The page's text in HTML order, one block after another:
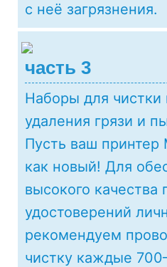
с неё загрязнения.
часть 3
Наборы для чистки
удаления грязи и
Пусть ваш принтер
как новый! Для
высокого качества
удостоверений
рекомендуем
чистку каждые